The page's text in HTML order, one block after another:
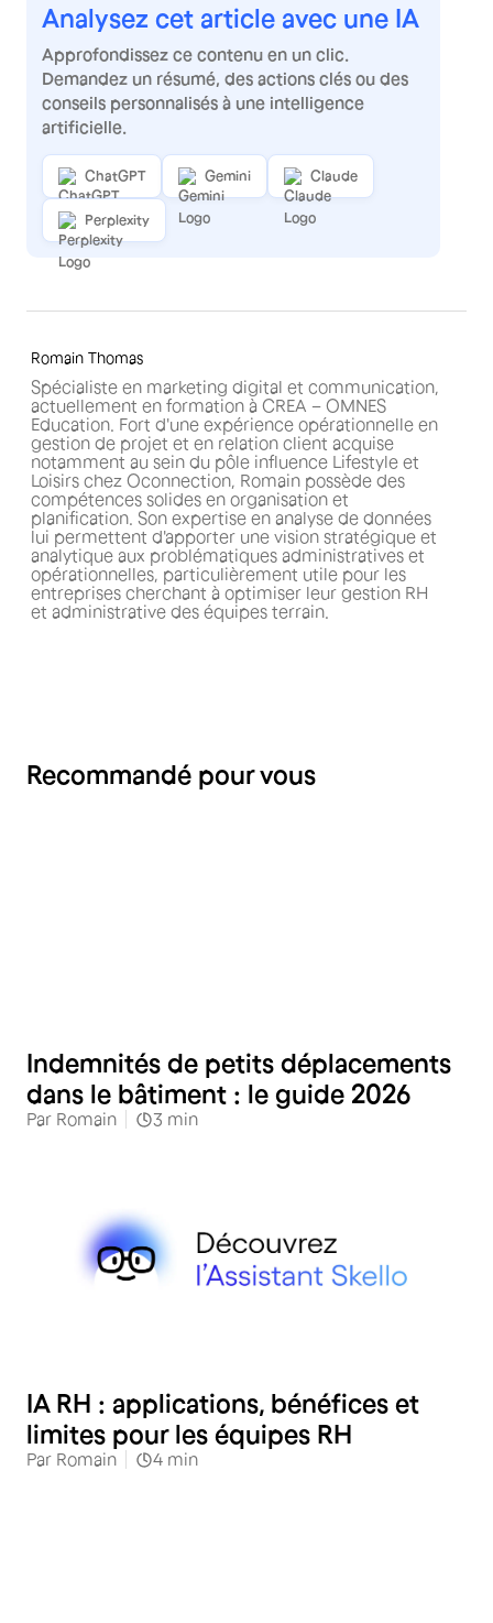
Analysez cet article avec une IA
Approfondissez ce contenu en un clic.
Demandez un résumé, des actions clés ou des
conseils personnalisés à une intelligence
artificielle.
ChatGPT Gemini Claude
Perplexity
Romain Thomas
Spécialiste en marketing digital et communication,
actuellement en formation à CREA – OMNES
Education. Fort d'une expérience opérationnelle en
gestion de projet et en relation client acquise
notamment au sein du pôle influence Lifestyle et
Loisirs chez Oconnection, Romain possède des
compétences solides en organisation et
planification. Son expertise en analyse de données
lui permettent d'apporter une vision stratégique et
analytique aux problématiques administratives et
opérationnelles, particulièrement utile pour les
entreprises cherchant à optimiser leur gestion RH
et administrative des équipes terrain.
Recommandé pour vous
Indemnités de petits déplacements
dans le bâtiment : le guide 2026
Par Romain 3 min
IA RH : applications, bénéfices et
limites pour les équipes RH
Par Romain 4 min